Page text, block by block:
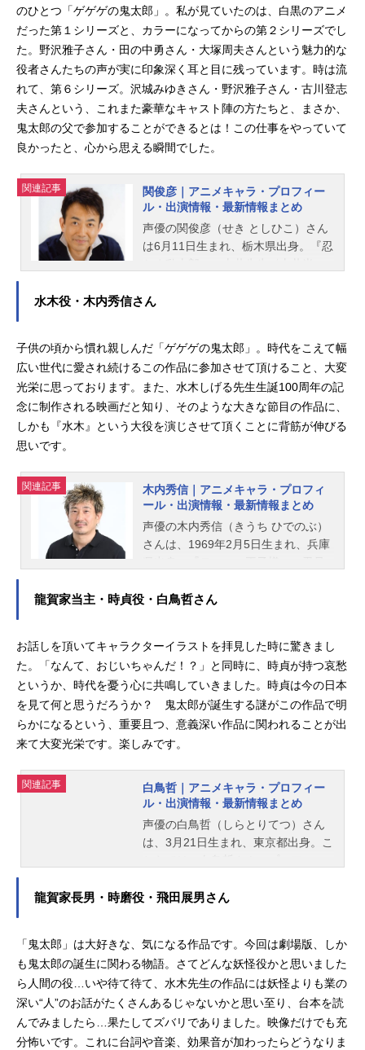
のひとつ「ゲゲゲの鬼太郎」。私が見ていたのは、白黒のアニメ
だった第１シリーズと、カラーになってからの第２シリーズでし
た。野沢雅子さん・田の中勇さん・大塚周夫さんという魅力的な
役者さんたちの声が実に印象深く耳と目に残っています。時は流
れて、第６シリーズ。沢城みゆきさん・野沢雅子さん・古川登志
夫さんという、これまた豪華なキャスト陣の方たちと、まさか、
鬼太郎の父で参加することができるとは！この仕事をやっていて
良かったと、心から思える瞬間でした。
関連記事
関俊彦｜アニメキャラ・プロフィー
ル・出演情報・最新情報まとめ
声優の関俊彦（せき としひこ）さん
は6月11日生まれ、栃木県出身。『忍
舞辻無惨役など、人気作品のキャラ
ご紹介！
水木役・木内秀信さん
子供の頃から慣れ親しんだ「ゲゲゲの鬼太郎」。時代をこえて幅
広い世代に愛され続けるこの作品に参加させて頂けること、大変
光栄に思っております。また、水木しげる先生生誕100周年の記
念に制作される映画だと知り、そのような大きな節目の作品に、
しかも『水木』という大役を演じさせて頂くことに背筋が伸びる
思いです。
関連記事
木内秀信｜アニメキャラ・プロフィ
ール・出演情報・最新情報まとめ
声優の木内秀信（きうち ひでのぶ）
さんは、1969年2月5日生まれ、兵庫
ゲの謎』の水木役など、人気作品の
事をご紹介！
龍賀家当主・時貞役・白鳥哲さん
お話しを頂いてキャラクターイラストを拝見した時に驚きまし
た。「なんて、おじいちゃんだ！？」と同時に、時貞が持つ哀愁
というか、時代を憂う心に共鳴していきました。時貞は今の日本
を見て何と思うだろうか？ 鬼太郎が誕生する謎がこの作品で明
らかになるという、重要且つ、意義深い作品に関われることが出
来て大変光栄です。楽しみです。
関連記事
白鳥哲｜アニメキャラ・プロフィー
ル・出演情報・最新情報まとめ
声優の白鳥哲（しらとりてつ）さん
は、3月21日生まれ、東京都出身。こ
龍賀家長男・時磨役・飛田展男さん
「鬼太郎」は大好きな、気になる作品です。今回は劇場版、しか
も鬼太郎の誕生に関わる物語。さてどんな妖怪役かと思いました
ら人間の役…いや待て待て、水木先生の作品には妖怪よりも業の
深い“人”のお話がたくさんあるじゃないかと思い至り、台本を読
んでみましたら…果たしてズバリでありました。映像だけでも充
分怖いです。これに台詞や音楽、効果音が加わったらどうなりま